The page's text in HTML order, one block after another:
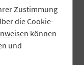
dort
eigenen
Zustimmung
die Cookie-
können
und